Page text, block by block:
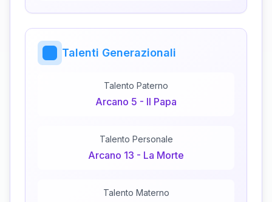
Talenti Generazionali
Talento Paterno
Arcano 5 - Il Papa
Talento Personale
Arcano 13 - La Morte
Talento Materno